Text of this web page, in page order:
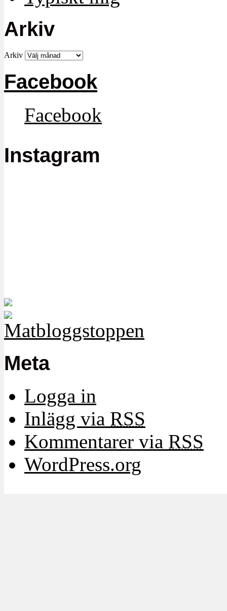
Arkiv
Arkiv
Facebook
Facebook
Instagram
Meta
Logga in
Inlägg via RSS
Kommentarer via RSS
WordPress.org